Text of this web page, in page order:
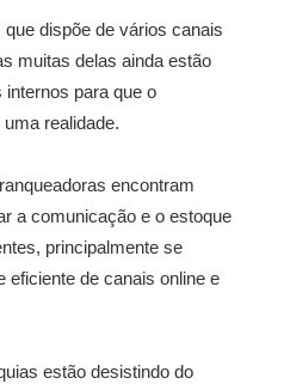
dispõe de vários canais
muitas delas ainda estão
para que o
realidade.
encontram
a comunicação e o estoque
principalmente se
eficiente de canais online e
estão desistindo do